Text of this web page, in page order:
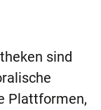
sind
Plattformen,